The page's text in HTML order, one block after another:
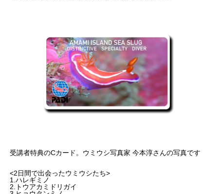
受講者特典のCカード。ウミウシ写真家 今本淳さんの写真です
<2日間で出会ったウミウシたち>
1.ハレギミノ
2.トウアカミドリガイ